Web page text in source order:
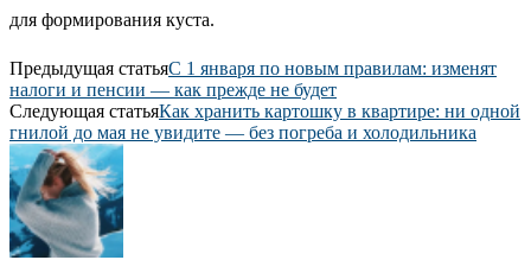
для формирования куста.
Предыдущая статьяС 1 января по новым правилам: изменят
налоги и пенсии — как прежде не будет
Следующая статьяКак хранить картошку в квартире: ни одной
гнилой до мая не увидите — без погреба и холодильника